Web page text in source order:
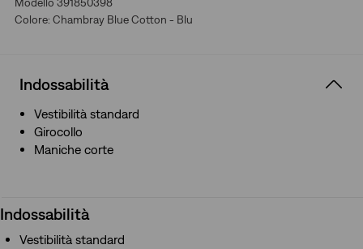
Modello 391850398
Colore: Chambray Blue Cotton - Blu
Indossabilità
Vestibilità standard
Girocollo
Maniche corte
Indossabilità
Vestibilità standard